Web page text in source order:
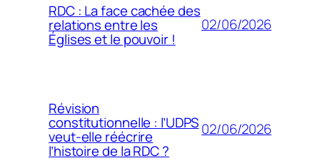
RDC : La face cachée des
relations entre les
Églises et le pouvoir !
02/06/2026
Révision
constitutionnelle : l’UDPS
veut-elle réécrire
l’histoire de la RDC ?
02/06/2026